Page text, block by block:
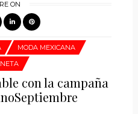
ON
MODA MEXICANA
con la campaña